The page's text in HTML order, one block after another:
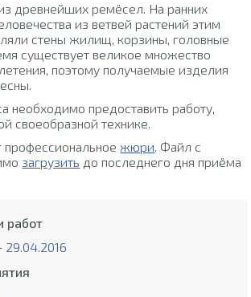
древнейших ремёсел. На ранних
из ветвей растений этим
стены жилищ, корзины, головные
существует великое множество
поэтому получаемые изделия
необходимо предоставить работу,
своеобразной технике.
профессиональное жюри. Файл с
загрузить до последнего дня приёма
работ
29.04.2016